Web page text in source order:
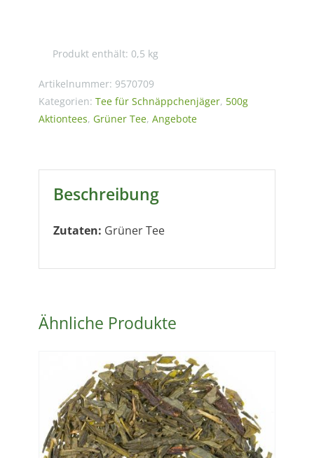
500
g
Packung
Menge
Produkt enthält: 0,5 kg
Artikelnummer: 9570709
Kategorien: Tee für Schnäppchenjäger, 500g
Aktiontees, Grüner Tee, Angebote
Beschreibung
Zutaten: Grüner Tee
Ähnliche Produkte